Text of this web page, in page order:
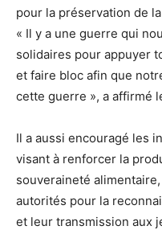
pour la préservation de
« Il y a une guerre qui
solidaires pour appuyer
et faire bloc afin que
cette guerre », a affirmé
Il a aussi encouragé les
visant à renforcer la
souveraineté
autorités pour la
et leur transmission aux